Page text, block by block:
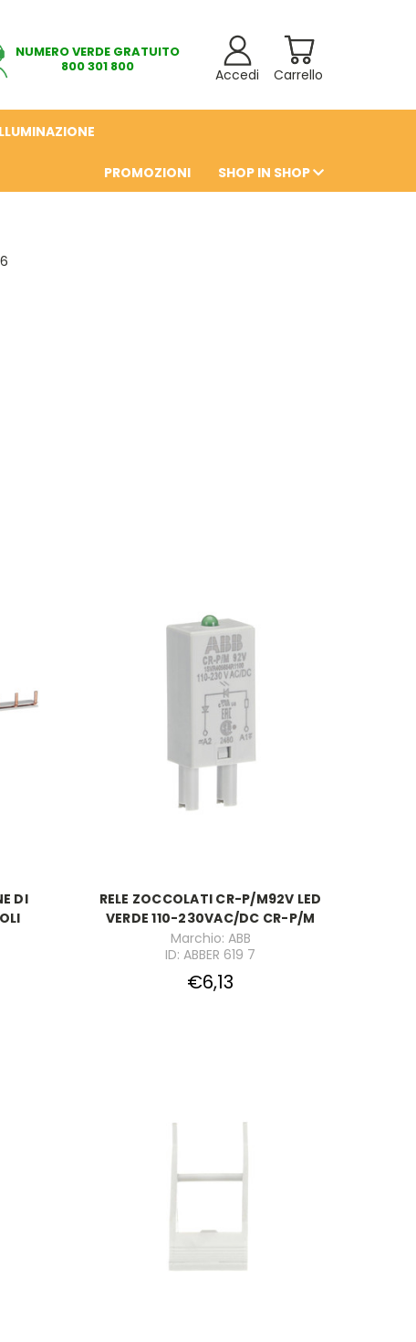
NUMERO VERDE GRATUITO
800 301 800
Carrello
Accedi
PROMOZIONI SHOP IN SHOP
DI
RELE ZOCCOLATI CR-P/M92V LED
VERDE 110-230VAC/DC CR-P/M
Marchio: ABB
ID: ABBER 619 7
€6,13